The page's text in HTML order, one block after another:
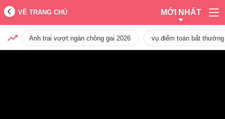
VỀ TRANG CHỦ MỚI NHẤT
Anh trai vượt ngàn chông gai 2026 vụ điểm toán bất